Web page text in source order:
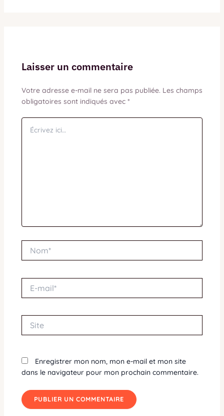
Laisser un commentaire
Votre adresse e-mail ne sera pas publiée. Les champs
obligatoires sont indiqués avec *
Écrivez
ici…
mail*
Enregistrer mon nom, mon e-mail et mon site
dans le navigateur pour mon prochain commentaire.